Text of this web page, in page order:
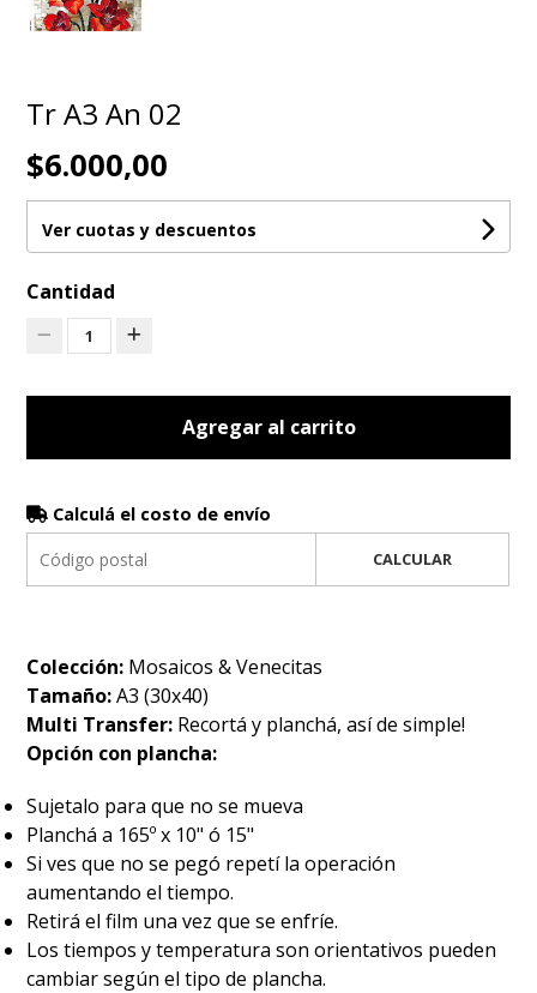
Tr A3 An 02
$6.000,00
Ver cuotas y descuentos
Cantidad
1
Agregar al carrito
Calculá el costo de envío
CALCULAR
Colección: Mosaicos & Venecitas
Tamaño:A3 (30x40)
Multi Transfer: Recortá y planchá, así de simple!
Opción con plancha:
Sujetalo para que no se mueva
Planchá a 165º x 10" ó 15"
Si ves que no se pegó repetí la operación
aumentando el tiempo.
Retirá el film una vez que se enfríe.
Los tiempos y temperatura son orientativos pueden
cambiar según el tipo de plancha.